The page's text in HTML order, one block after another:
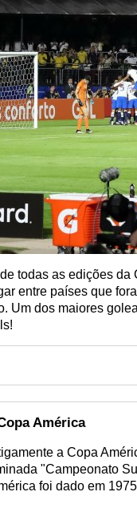
todas as edições
entre países que
Um dos maiores
América
a Copa
"Campeonato
foi dado em